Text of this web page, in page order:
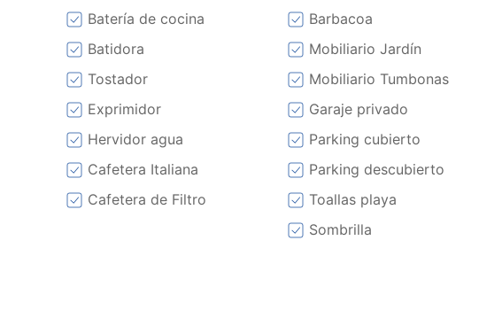
Batería de cocina
Batidora
Tostador
Exprimidor
Hervidor agua
Cafetera Italiana
Cafetera de Filtro
Barbacoa
Mobiliario Jardín
Mobiliario Tumbonas
Garaje privado
Parking cubierto
Parking descubierto
Toallas playa
Sombrilla